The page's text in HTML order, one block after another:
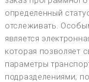
определенный
отслеживать.
является
которая позволяет
параметры
подразделениями;